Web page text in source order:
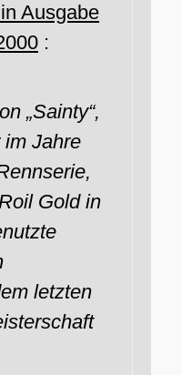
Ausgabe
:
„Sainty“,
Jahre
Gold in
letzten